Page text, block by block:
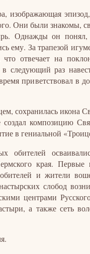
изображающая
Они были знакомы,
Однажды он понял,
ему. За трапезой
что отвечает на
следующий раз
приветствовал в
сохранилась икона
создал композицию
в гениальной
обителей
края.
обителей и жители
слобод
центрами
а также сеть